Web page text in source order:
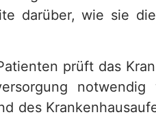
darüber, wie sie
prüft das
des